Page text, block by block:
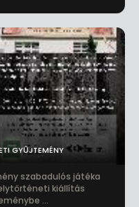
GYŰJTEMÉNY
szabadulós játéka
kiállítás
...